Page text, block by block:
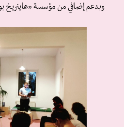
وبدعم إضافي من مؤسسة «هاينريخ